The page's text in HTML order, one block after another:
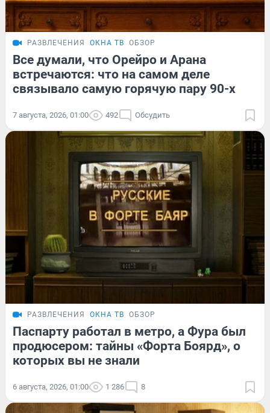
РАЗВЛЕЧЕНИЯ ОКНА ТВ ОБЗОР
Все думали, что Орейро и Арана
встречаются: что на самом деле
связывало самую горячую пару 90-х
7 августа, 2026, 01:00 492 Обсудить
РАЗВЛЕЧЕНИЯ ОКНА ТВ ОБЗОР
Паспарту работал в метро, а Фура был
продюсером: тайны «Форта Боярд», о
которых вы не знали
6 августа, 2026, 01:00 1 286 8